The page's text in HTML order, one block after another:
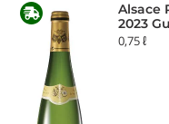
Alsace
2023
0,75 ℓ